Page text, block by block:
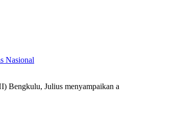
Nasional
Bengkulu, Julius menyampaikan a